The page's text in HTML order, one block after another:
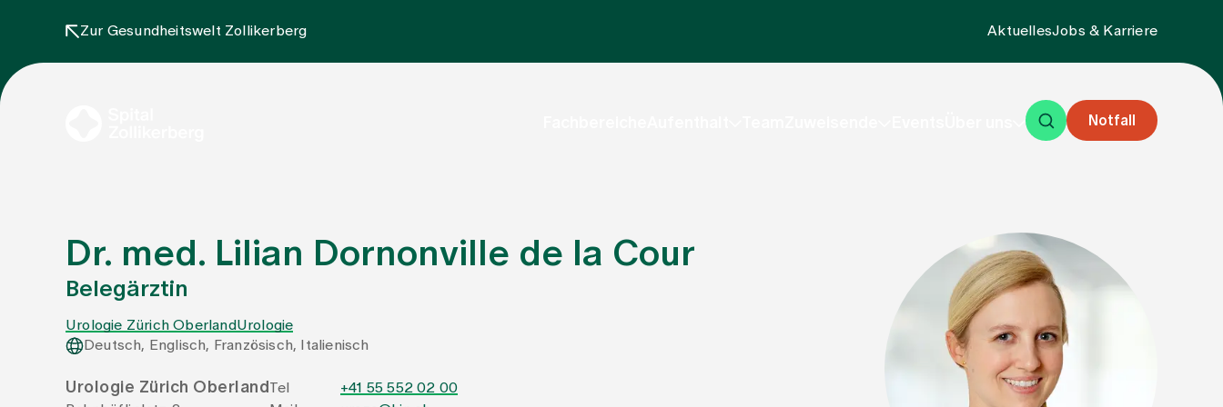
Zur Gesundheitswelt Zollikerberg AktuellesJobs & Karriere
Notfall
Dr. med. Lilian Dornonville de la Cour
Belegärztin
Urologie Zürich OberlandUrologie
Deutsch, Englisch, Französisch, Italienisch
Urologie Zürich Oberland Tel
+41 55 552 02 00